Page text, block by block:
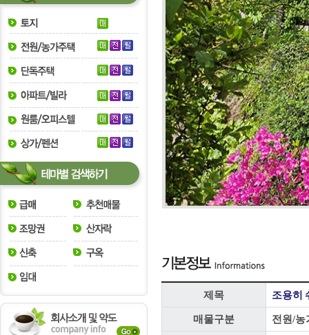
제목 조용히
매물구분 전원/농